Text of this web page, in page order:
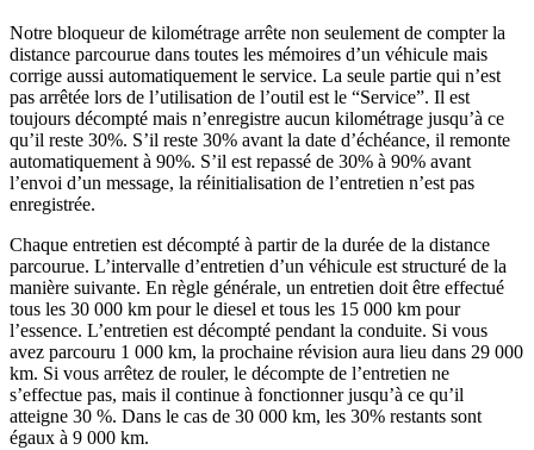
Notre bloqueur de kilométrage arrête non seulement de compter la
distance parcourue dans toutes les mémoires d’un véhicule mais
corrige aussi automatiquement le service. La seule partie qui n’est
pas arrêtée lors de l’utilisation de l’outil est le “Service”. Il est
toujours décompté mais n’enregistre aucun kilométrage jusqu’à ce
qu’il reste 30%. S’il reste 30% avant la date d’échéance, il remonte
automatiquement à 90%. S’il est repassé de 30% à 90% avant
l’envoi d’un message, la réinitialisation de l’entretien n’est pas
enregistrée.
Chaque entretien est décompté à partir de la durée de la distance
parcourue. L’intervalle d’entretien d’un véhicule est structuré de la
manière suivante. En règle générale, un entretien doit être effectué
tous les 30 000 km pour le diesel et tous les 15 000 km pour
l’essence. L’entretien est décompté pendant la conduite. Si vous
avez parcouru 1 000 km, la prochaine révision aura lieu dans 29 000
km. Si vous arrêtez de rouler, le décompte de l’entretien ne
s’effectue pas, mais il continue à fonctionner jusqu’à ce qu’il
atteigne 30 %. Dans le cas de 30 000 km, les 30% restants sont
égaux à 9 000 km.